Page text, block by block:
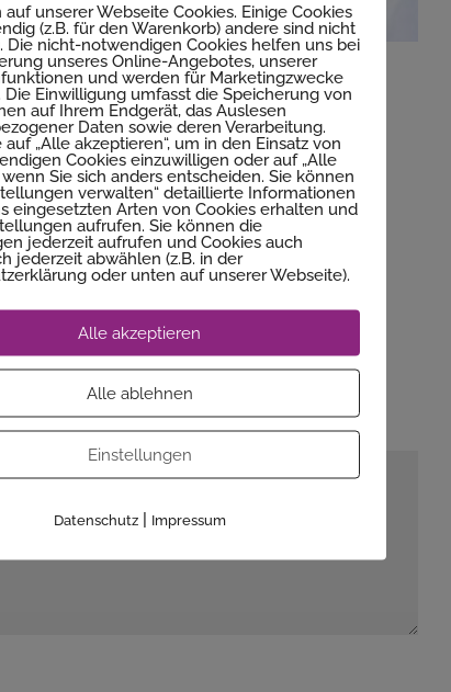
Felder sind mit*markiert
unserer Webseite Cookies. Einige Cookies
(z.B. für den Warenkorb) andere sind nicht
Die nicht-notwendigen Cookies helfen uns bei
unseres Online-Angebotes, unserer
und werden für Marketingzwecke
Die Einwilligung umfasst die Speicherung von
auf Ihrem Endgerät, das Auslesen
Daten sowie deren Verarbeitung.
auf „Alle akzeptieren“, um in den Einsatz von
Cookies einzuwilligen oder auf „Alle
wenn Sie sich anders entscheiden. Sie können
verwalten“ detaillierte Informationen
eingesetzten Arten von Cookies erhalten und
aufrufen. Sie können die
jederzeit aufrufen und Cookies auch
jederzeit abwählen (z.B. in der
oder unten auf unserer Webseite).
Alle akzeptieren
Alle ablehnen
Einstellungen
Datenschutz| Impressum